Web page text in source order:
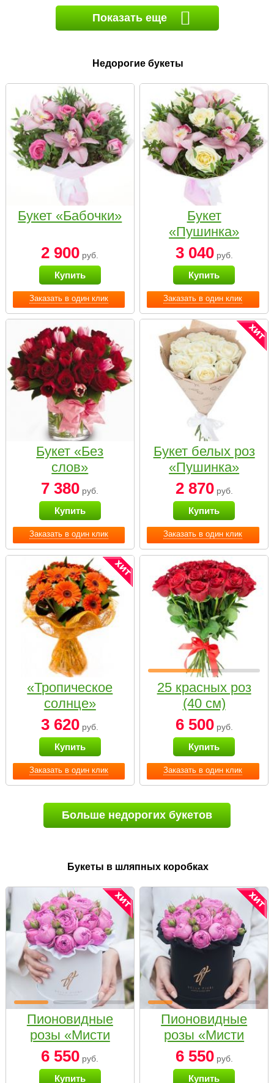
Показать еще
Недорогие букеты
Заказать в один клик
Букет «Бабочки»
2 900 руб.
Купить
Заказать в один клик
Букет
«Пушинка»
3 040руб.
Купить
Заказать в один клик
Букет «Без
слов»
7 380 руб.
Купить
Заказать в один клик
Букет белых роз
«Пушинка»
2 870руб.
Купить
Заказать в один клик
«Тропическое
солнце»
3 620 руб.
Купить
Заказать в один клик
25 красных роз
(40 см)
6 500руб.
Купить
Больше недорогих букетов
Букеты в шляпных коробках
Пионовидные
розы «Мисти
бабблс» в белой
коробке Small
6 550 руб.
Купить
Пионовидные
розы «Мисти
бабблс» в
черной коробке
6 550руб.
Купить